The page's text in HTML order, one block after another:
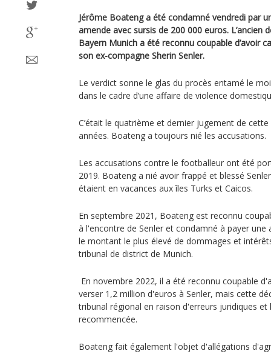
Jérôme Boateng a été condamné vendredi par
amende avec sursis de 200 000 euros. L’ancien
Bayern Munich a été reconnu coupable d’avoir
son ex-compagne Sherin Senler.
Le verdict sonne le glas du procès entamé le
dans le cadre d’une affaire de violence
C’était le quatrième et dernier jugement de
années. Boateng a toujours nié les accusations.
Les accusations contre le footballeur ont été
2019. Boateng a nié avoir frappé et blessé
étaient en vacances aux îles Turks et Caicos.
En septembre 2021, Boateng est reconnu
à l'encontre de Senler et condamné à payer
le montant le plus élevé de dommages et
tribunal de district de Munich.
En novembre 2022, il a été reconnu coupable
verser 1,2 million d'euros à Senler, mais cette
tribunal régional en raison d'erreurs juridiques et
recommencée.
Boateng fait également l'objet d'allégations